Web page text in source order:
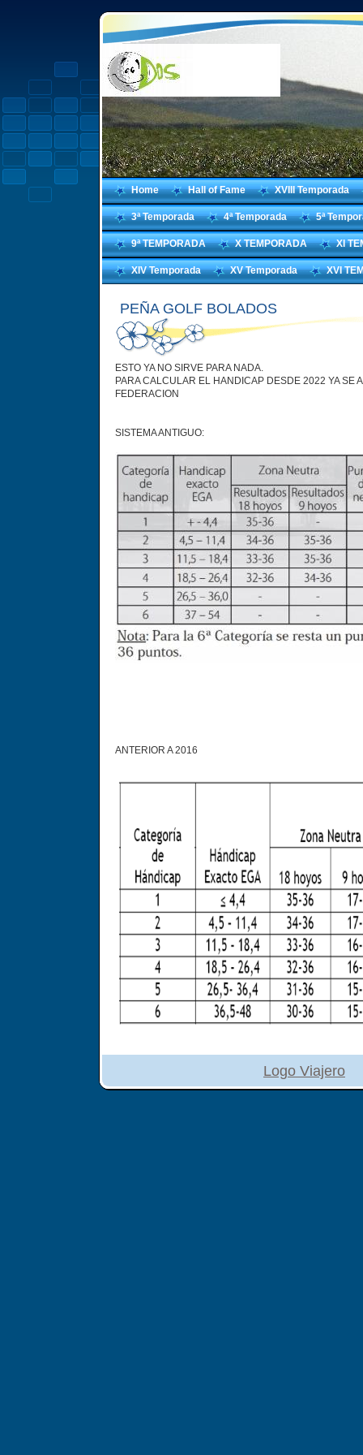
Home Hall of Fame XVIII Temporada
3ª Temporada 4ª Temporada 5ª
9ª TEMPORADA X TEMPORADA XI
XIV Temporada XV Temporada XVI
PEÑA GOLF BOLADOS
ESTO YA NO SIRVE PARA NADA.
PARA CALCULAR EL HANDICAP DESDE 2022 YA SE
FEDERACION
SISTEMA ANTIGUO:
ANTERIOR A 2016
Logo Viajero